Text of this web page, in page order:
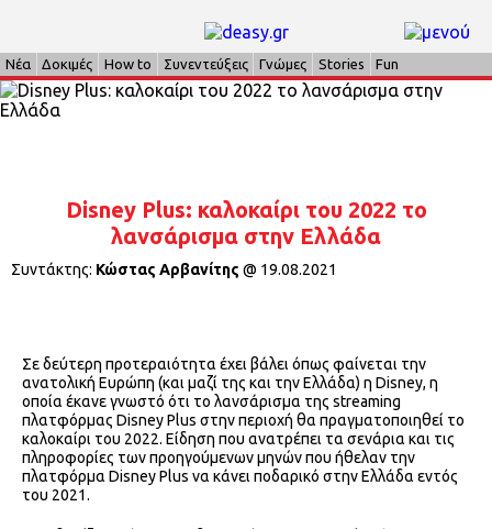
Νέα Δοκιμές How to Συνεντεύξεις Γνώμες Stories Fun
Disney Plus: καλοκαίρι του 2022 το
λανσάρισμα στην Ελλάδα
Συντάκτης: Κώστας Αρβανίτης @ 19.08.2021
Σε δεύτερη προτεραιότητα έχει βάλει όπως φαίνεται την
ανατολική Ευρώπη (και μαζί της και την Ελλάδα) η Disney, η
οποία έκανε γνωστό ότι το λανσάρισμα της streaming
πλατφόρμας Disney Plus στην περιοχή θα πραγματοποιηθεί το
καλοκαίρι του 2022. Είδηση που ανατρέπει τα σενάρια και τις
πληροφορίες των προηγούμενων μηνών που ήθελαν την
πλατφόρμα Disney Plus να κάνει ποδαρικό στην Ελλάδα εντός
του 2021.